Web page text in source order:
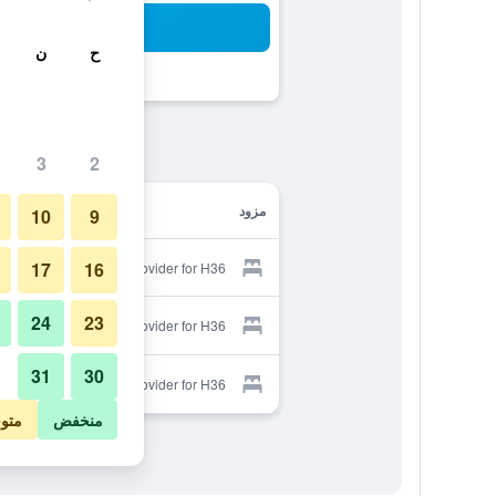
مزود
Provider for H36 موتيل
Provider for H36 موتيل
Provider for H36 موتيل
ح ن
2
3
9
10
16
17
23
24
30
31
منخفض